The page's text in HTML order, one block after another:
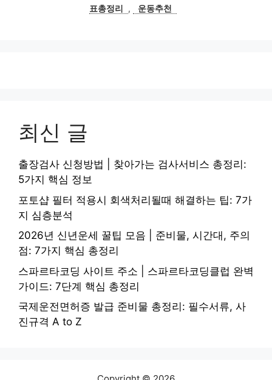
표총정리
, 운동추천
최신 글
출장검사 신청방법 | 찾아가는 검사서비스 총정리:
5가지 핵심 정보
포토샵 필터 적용시 회색처리될때 해결하는 팁: 7가
지 심층분석
2026년 신년운세 꿀팁 모음 | 준비물, 시간대, 주의
점: 7가지 핵심 총정리
스파르타코딩 사이트 주소 | 스파르타코딩클럽 완벽
가이드: 7단계 핵심 총정리
국제운전면허증 발급 준비물 총정리: 필수서류, 사
진규격 A to Z